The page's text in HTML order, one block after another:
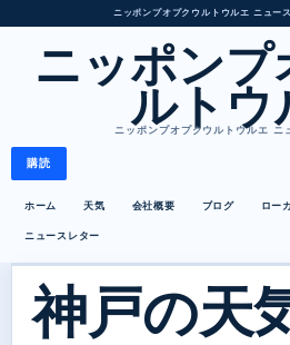
ニッポンプオプクウルトウルエ ニュー
ニッポンプ
ルトウ
ニッポンプオプクウルトウルエ ニ
購読
ホーム 天気 会社概要 ブログ ロー
ニュースレター
神戸の天